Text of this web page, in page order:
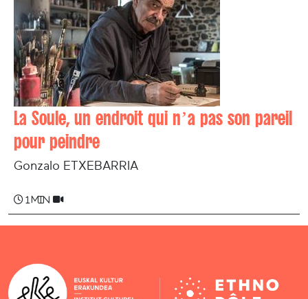
La Soule, un endroit qui n’a pas son pareil
pour peindre
Gonzalo ETXEBARRIA
1 min